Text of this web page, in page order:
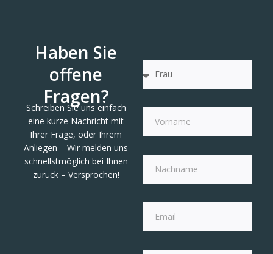
Haben Sie
offene
Fragen?
Schreiben Sie uns einfach
eine kurze Nachricht mit
Ihrer Frage, oder Ihrem
Anliegen – Wir melden uns
schnellstmöglich bei Ihnen
zurück – Versprochen!